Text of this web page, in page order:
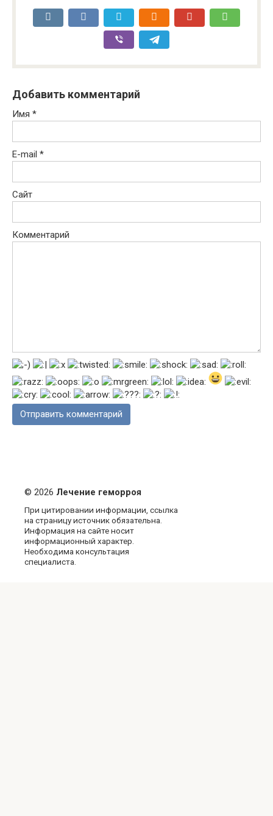
Добавить комментарий
Имя *
E-mail *
Сайт
Комментарий
© 2026 Лечение геморроя
При цитировании информации, ссылка
на страницу источник обязательна.
Информация на сайте носит
информационный характер.
Необходима консультация
специалиста.